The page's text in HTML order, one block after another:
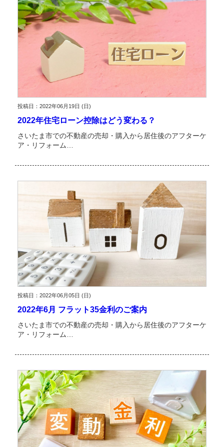
投稿日：2022年06月19日 (日)
2022年住宅ローン控除はどう変わる？
さいたま市での不動産の売却・購入から居住後のアフターケ
ア・リフォーム…
投稿日：2022年06月05日 (日)
2022年6月 フラット35金利のご案内
さいたま市での不動産の売却・購入から居住後のアフターケ
ア・リフォーム…